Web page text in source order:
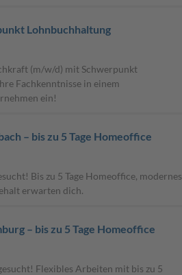
Lohnbuchhaltung
(m/w/d) mit Schwerpunkt
Fachkenntnisse in einem
ein!
– bis zu 5 Tage Homeoffice
Bis zu 5 Tage Homeoffice, modernes
erwarten dich.
– bis zu 5 Tage Homeoffice
Flexibles Arbeiten mit bis zu 5